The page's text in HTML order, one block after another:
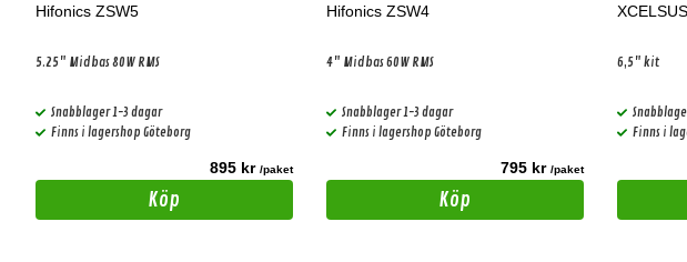
Hifonics ZSW5
5.25" Midbas 80W RMS
Snabblager 1-3 dagar
Finns i lagershop Göteborg
895 kr /paket
Köp
Hifonics ZSW4
4" Midbas 60W RMS
Snabblager 1-3 dagar
Finns i lagershop Göteborg
795 kr /paket
Köp
6,5" kit
Finns i